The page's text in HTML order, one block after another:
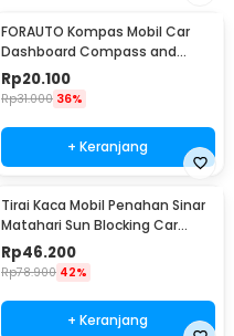
FORAUTO Kompas Mobil Car
Dashboard Compass and
Thermometer - C288-5
Rp20.100
Rp31.000 36%
+ Keranjang
Tirai Kaca Mobil Penahan Sinar
Matahari Sun Blocking Car
Curtain 2 PCS - 851
Rp46.200
Rp78.900 42%
+ Keranjang